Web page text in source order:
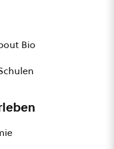
Bio